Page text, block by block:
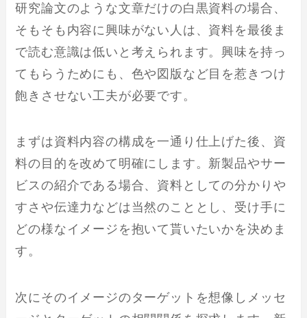
研究論文のような文章だけの白黒資料の場合、
そもそも内容に興味がない人は、資料を最後ま
で読む意識は低いと考えられます。興味を持っ
てもらうためにも、色や図版など目を惹きつけ
飽きさせない工夫が必要です。
まずは資料内容の構成を一通り仕上げた後、資
料の目的を改めて明確にします。新製品やサー
ビスの紹介である場合、資料としての分かりや
すさや伝達力などは当然のこととし、受け手に
どの様なイメージを抱いて貰いたいかを決めま
す。
次にそのイメージのターゲットを想像しメッセ